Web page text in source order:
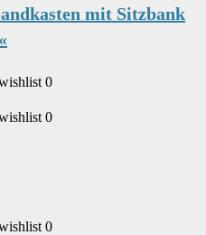
mit Sitzbank
0
0
0